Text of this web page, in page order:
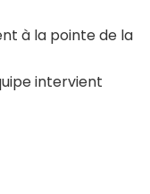
à la pointe de la
intervient